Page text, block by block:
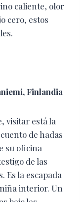
caliente, olor
cero, estos
Finlandia
visitar está la
de hadas
su oficina
de las
Es la escapada
interior. ​Un